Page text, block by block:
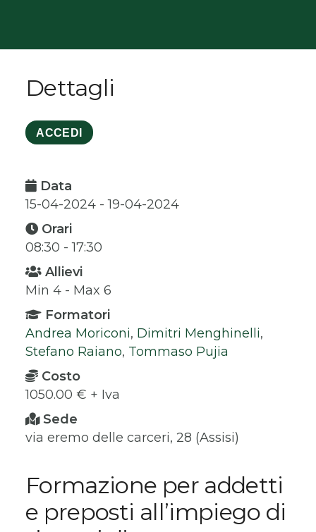
Formazione per addetti
e preposti all’impiego di
Dettagli
ACCEDI
Data
15-04-2024 - 19-04-2024
Orari
08:30 - 17:30
Allievi
Min 4 - Max 6
Formatori
Andrea Moriconi, Dimitri Menghinelli,
Stefano Raiano, Tommaso Pujia
Costo
1050.00 € + Iva
Sede
via eremo delle carceri, 28 (Assisi)